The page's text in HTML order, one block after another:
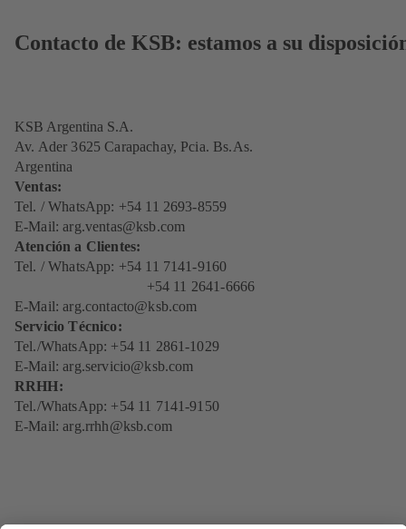
Contacto de KSB: estamos a su
KSB Argentina S.A.
Av. Ader 3625 Carapachay, Pcia. Bs.As.
Argentina
Ventas:
Tel. / WhatsApp: +54 11 2693-8559
E-Mail:arg.ventas@ksb.com
Atención a Clientes:
Tel. / WhatsApp: +54 11 7141-9160
+54 11 2641-6666
E-Mail:arg.contacto@ksb.com
Servicio Técnico:
Tel./WhatsApp: +54 11 2861-1029
E-Mail:arg.servicio@ksb.com
RRHH:
Tel./WhatsApp: +54 11 7141-9150
E-Mail:arg.rrhh@ksb.com